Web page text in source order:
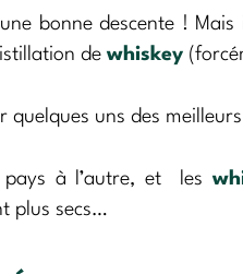
bonne descente !
de whiskey
uns des
pays à l’autre, et les
plus secs…